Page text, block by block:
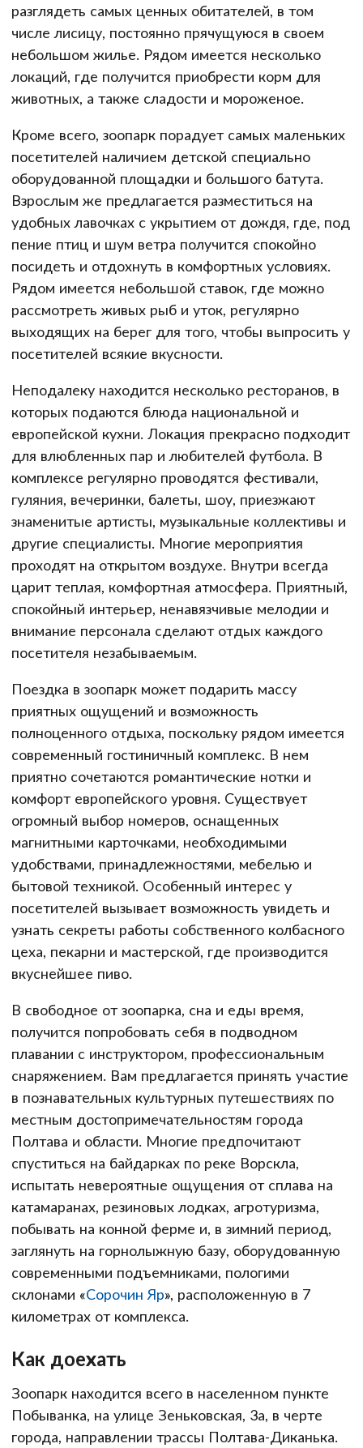
разглядеть самых ценных обитателей, в том
числе лисицу, постоянно прячущуюся в своем
небольшом жилье. Рядом имеется несколько
локаций, где получится приобрести корм для
животных, а также сладости и мороженое.
Кроме всего, зоопарк порадует самых маленьких
посетителей наличием детской специально
оборудованной площадки и большого батута.
Взрослым же предлагается разместиться на
удобных лавочках с укрытием от дождя, где, под
пение птиц и шум ветра получится спокойно
посидеть и отдохнуть в комфортных условиях.
Рядом имеется небольшой ставок, где можно
рассмотреть живых рыб и уток, регулярно
выходящих на берег для того, чтобы выпросить у
посетителей всякие вкусности.
Неподалеку находится несколько ресторанов, в
которых подаются блюда национальной и
европейской кухни. Локация прекрасно подходит
для влюбленных пар и любителей футбола. В
комплексе регулярно проводятся фестивали,
гуляния, вечеринки, балеты, шоу, приезжают
знаменитые артисты, музыкальные коллективы и
другие специалисты. Многие мероприятия
проходят на открытом воздухе. Внутри всегда
царит теплая, комфортная атмосфера. Приятный,
спокойный интерьер, ненавязчивые мелодии и
внимание персонала сделают отдых каждого
посетителя незабываемым.
Поездка в зоопарк может подарить массу
приятных ощущений и возможность
полноценного отдыха, поскольку рядом имеется
современный гостиничный комплекс. В нем
приятно сочетаются романтические нотки и
комфорт европейского уровня. Существует
огромный выбор номеров, оснащенных
магнитными карточками, необходимыми
удобствами, принадлежностями, мебелью и
бытовой техникой. Особенный интерес у
посетителей вызывает возможность увидеть и
узнать секреты работы собственного колбасного
цеха, пекарни и мастерской, где производится
вкуснейшее пиво.
В свободное от зоопарка, сна и еды время,
получится попробовать себя в подводном
плавании с инструктором, профессиональным
снаряжением. Вам предлагается принять участие
в познавательных культурных путешествиях по
местным достопримечательностям города
Полтава и области. Многие предпочитают
спуститься на байдарках по реке Ворскла,
испытать невероятные ощущения от сплава на
катамаранах, резиновых лодках, агротуризма,
побывать на конной ферме и, в зимний период,
заглянуть на горнолыжную базу, оборудованную
современными подъемниками, пологими
склонами «Сорочин Яр», расположенную в 7
километрах от комплекса.
Как доехать
Зоопарк находится всего в населенном пункте
Побыванка, на улице Зеньковская, 3а, в черте
города, направлении трассы Полтава-Диканька.